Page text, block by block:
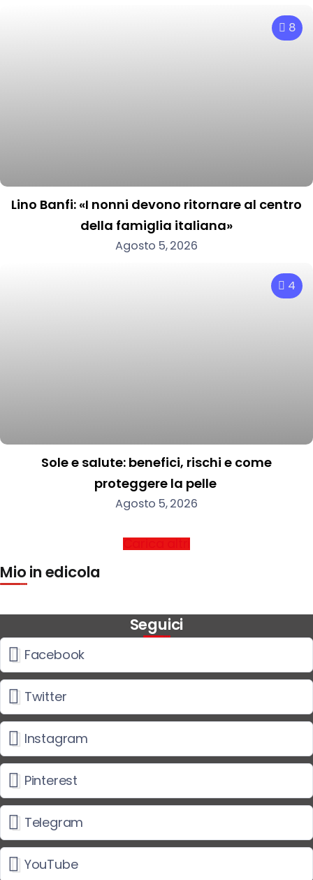
8
Lino Banfi: «I nonni devono ritornare al centro
della famiglia italiana»
Agosto 5, 2026
4
Sole e salute: benefici, rischi e come
proteggere la pelle
Agosto 5, 2026
Carica altri
Mio in edicola
Seguici
Facebook
Twitter
Instagram
Pinterest
Telegram
YouTube